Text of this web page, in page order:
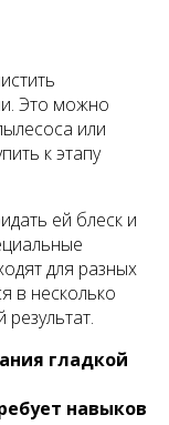
Это можно
или
к этапу
ей блеск и
для разных
в несколько
гладкой
навыков